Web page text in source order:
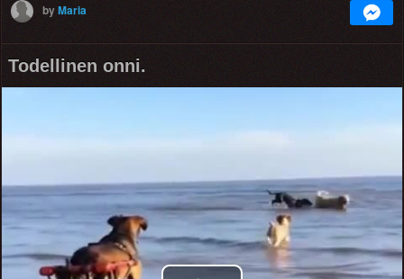
byMaria
Todellinen onni.